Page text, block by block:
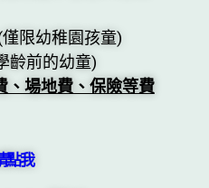
限幼稚園孩童)
齡前的幼童)
、場地費、保險等費
點我